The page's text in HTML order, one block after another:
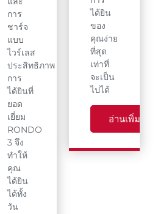
การ
ชาร์จ
แบบ
ไวร์เลส
ประสิทธิภาพ
การ
ได้ยินที่
ยอด
เยี่ยม
RONDO
3 จึง
ทำให้
คุณ
ได้ยิน
ได้ทั้ง
วัน
ได้ยิน
ของ
คุณง่าย
ที่สุด
เท่าที่
จะเป็น
ไปได้
อ่านเพิ่มเติม